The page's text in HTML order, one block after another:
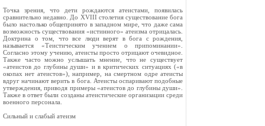
Точка зрения, что дети рождаются атеистами, появилась
сравнительно недавно. До XVIII столетия существование бога
было настолько общепринято в западном мире, что даже сама
возможность существования «истинного» атеизма отрицалась.
Доктрина о том, что все люди верят в бога с рождения,
называется «Теистическим учением о припоминании».
Согласно этому учению, атеисты просто отрицают очевидное.
Также часто можно услышать мнение, что не существует
«атеистов до глубины души» и в критических ситуациях («в
окопах нет атеистов»), например, на смертном одре атеисты
вдруг начинают верить в бога. Атеисты оспаривают подобные
утверждения, приводя примеры «атеистов до глубины души».
Также в ответ были созданы атеистические организации среди
военного персонала.
Сильный и слабый атеизм